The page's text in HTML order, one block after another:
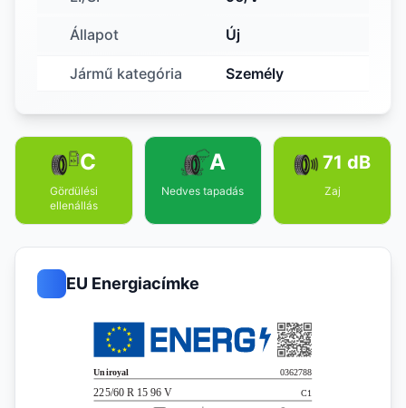
Állapot Új
Jármű kategória Személy
C
Gördülési
ellenállás
A
Nedves tapadás
71 dB
Zaj
EU Energiacímke